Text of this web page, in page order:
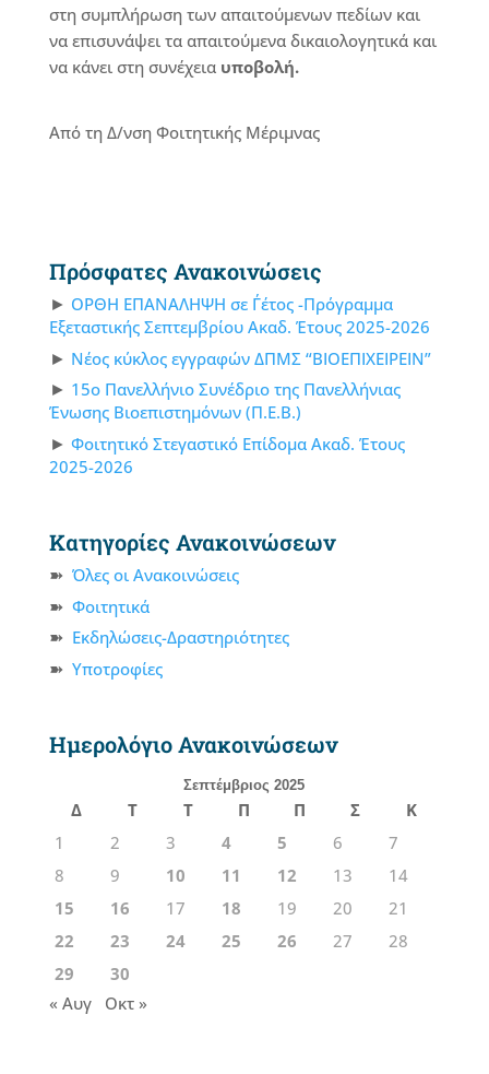
στη συμπλήρωση των απαιτούμενων πεδίων και
να επισυνάψει τα απαιτούμενα δικαιολογητικά και
να κάνει στη συνέχεια υποβολή.
Από τη Δ/νση Φοιτητικής Μέριμνας
Πρόσφατες Ανακοινώσεις
ΟΡΘΗ ΕΠΑΝΑΛΗΨΗ σε Γ΄έτος -Πρόγραμμα
Εξεταστικής Σεπτεμβρίου Ακαδ. Έτους 2025-2026
Νέος κύκλος εγγραφών ΔΠΜΣ “ΒΙΟΕΠΙΧΕΙΡΕΙΝ”
15ο Πανελλήνιο Συνέδριο της Πανελλήνιας
Ένωσης Βιοεπιστημόνων (Π.Ε.Β.)
Φοιτητικό Στεγαστικό Επίδομα Ακαδ. Έτους
2025-2026
Κατηγορίες Ανακοινώσεων
Όλες οι Ανακοινώσεις
Φοιτητικά
Εκδηλώσεις-Δραστηριότητες
Υποτροφίες
Ημερολόγιο Ανακοινώσεων
Σεπτέμβριος 2025
Δ Τ Τ Π Π Σ
Κ
1
2 3 4 5 6
7
8
9 10 11 12 13
14
15
16 17 18 19 20
21
22
23 24 25 26 27
28
29
30
« Αυγ
Οκτ »